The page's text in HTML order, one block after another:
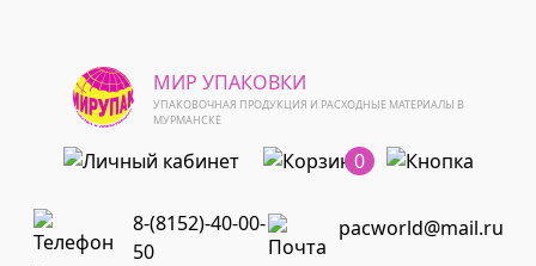
МИР УПАКОВКИ
УПАКОВОЧНАЯ ПРОДУКЦИЯ И РАСХОДНЫЕ МАТЕРИАЛЫ В
МУРМАНСКЕ
0
8-(8152)-40-00-
50
pacworld@mail.ru